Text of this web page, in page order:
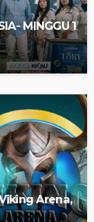
MINGGU 1
Arena,